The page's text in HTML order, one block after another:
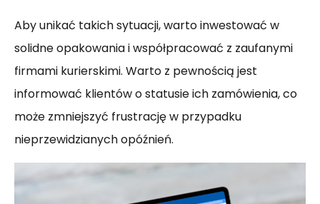
Aby unikać takich sytuacji, warto inwestować w
solidne opakowania i współpracować z zaufanymi
firmami kurierskimi. Warto z pewnością jest
informować klientów o statusie ich zamówienia, co
może zmniejszyć frustrację w przypadku
nieprzewidzianych opóźnień.